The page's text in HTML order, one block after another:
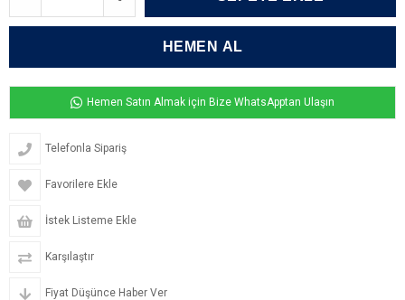
Hemen Satın Almak için Bize WhatsApptan Ulaşın
Telefonla Sipariş
Favorilere Ekle
İstek Listeme Ekle
Karşılaştır
Fiyat Düşünce Haber Ver